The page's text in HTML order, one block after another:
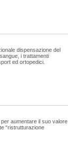
dispensazione del
i trattamenti
ed ortopedici.
aumentare il suo valore
“ristrutturazione